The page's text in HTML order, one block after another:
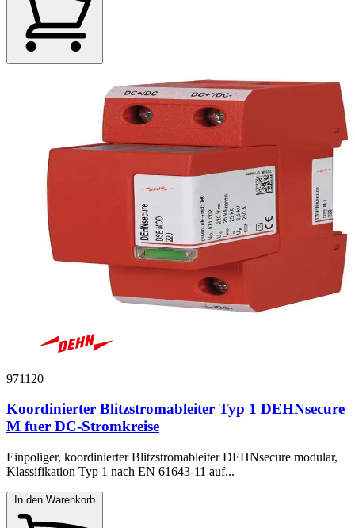
971120
Koordinierter Blitzstromableiter Typ 1 DEHNsecure
M fuer DC-Stromkreise
Einpoliger, koordinierter Blitzstromableiter DEHNsecure modular,
Klassifikation Typ 1 nach EN 61643-11 auf...
In den Warenkorb